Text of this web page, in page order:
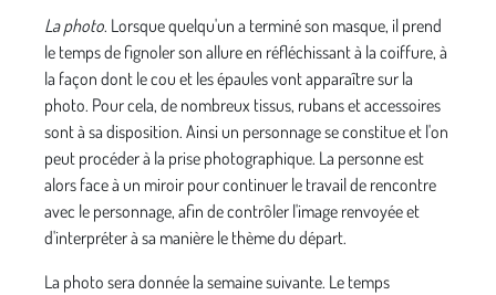
La photo. Lorsque quelqu'un a terminé son masque, il prend
le temps de fignoler son allure en réfléchissant à la coiffure, à
la façon dont le cou et les épaules vont apparaître sur la
photo. Pour cela, de nombreux tissus, rubans et accessoires
sont à sa disposition. Ainsi un personnage se constitue et l'on
peut procéder à la prise photographique. La personne est
alors face à un miroir pour continuer le travail de rencontre
avec le personnage, afin de contrôler l'image renvoyée et
d'interpréter à sa manière le thème du départ.
La photo sera donnée la semaine suivante. Le temps